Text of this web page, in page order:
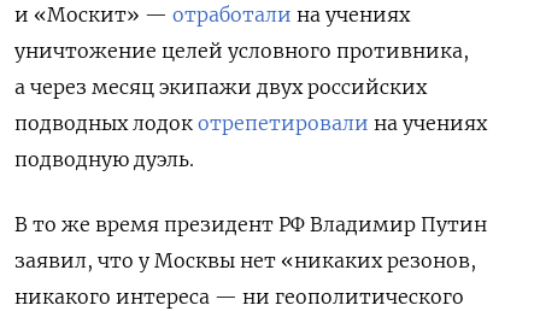
и «Москит» — отработали на учениях
уничтожение целей условного противника,
а через месяц экипажи двух российских
подводных лодок отрепетировали на учениях
подводную дуэль.
В то же время президент РФ Владимир Путин
заявил, что у Москвы нет «никаких резонов,
никакого интереса — ни геополитического